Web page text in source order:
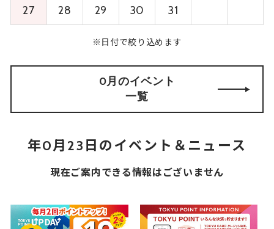
27 28 29 30 31
※日付で絞り込めます
0月のイベント
一覧
年0月23日のイベント＆ニュース
現在ご案内できる情報はございません